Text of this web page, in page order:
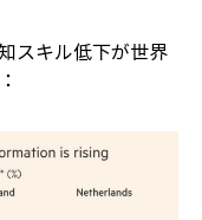
スキル低下が世界